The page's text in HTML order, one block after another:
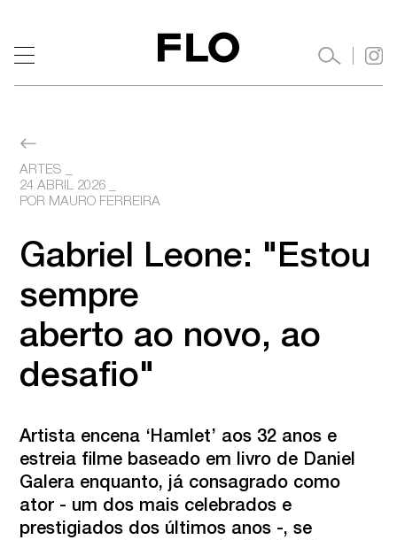
ARTES
24 ABRIL 2026
POR MAURO FERREIRA
Gabriel Leone: "Estou
sempre
aberto ao novo, ao
desafio"
Artista encena ‘Hamlet’ aos 32 anos e
estreia filme baseado em livro de Daniel
Galera enquanto, já consagrado como
ator - um dos mais celebrados e
prestigiados dos últimos anos -, se